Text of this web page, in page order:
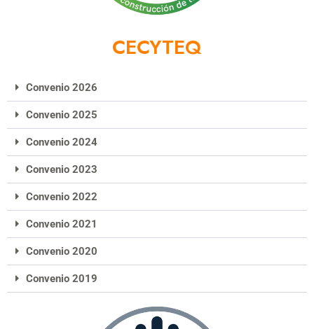
CECYTEQ
Convenio 2026
Convenio 2025
Convenio 2024
Convenio 2023
Convenio 2022
Convenio 2021
Convenio 2020
Convenio 2019